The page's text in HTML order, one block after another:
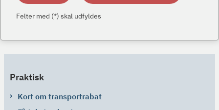
Felter med (*) skal udfyldes
Praktisk
Kort om transportrabat